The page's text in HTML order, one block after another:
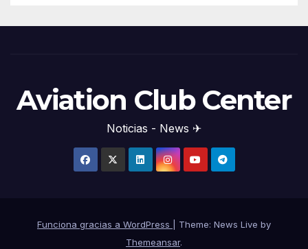
Aviation Club Center
Noticias - News ✈
Funciona gracias a WordPress
Theme: News Live by
Themeansar.